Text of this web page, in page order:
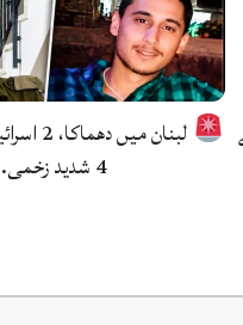
لبنان
4 شدید زخمی.